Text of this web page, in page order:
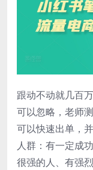
跟动不动就几百
可以忽略，老师
可以快速出单，
人群：有一定成
很强的人、有强